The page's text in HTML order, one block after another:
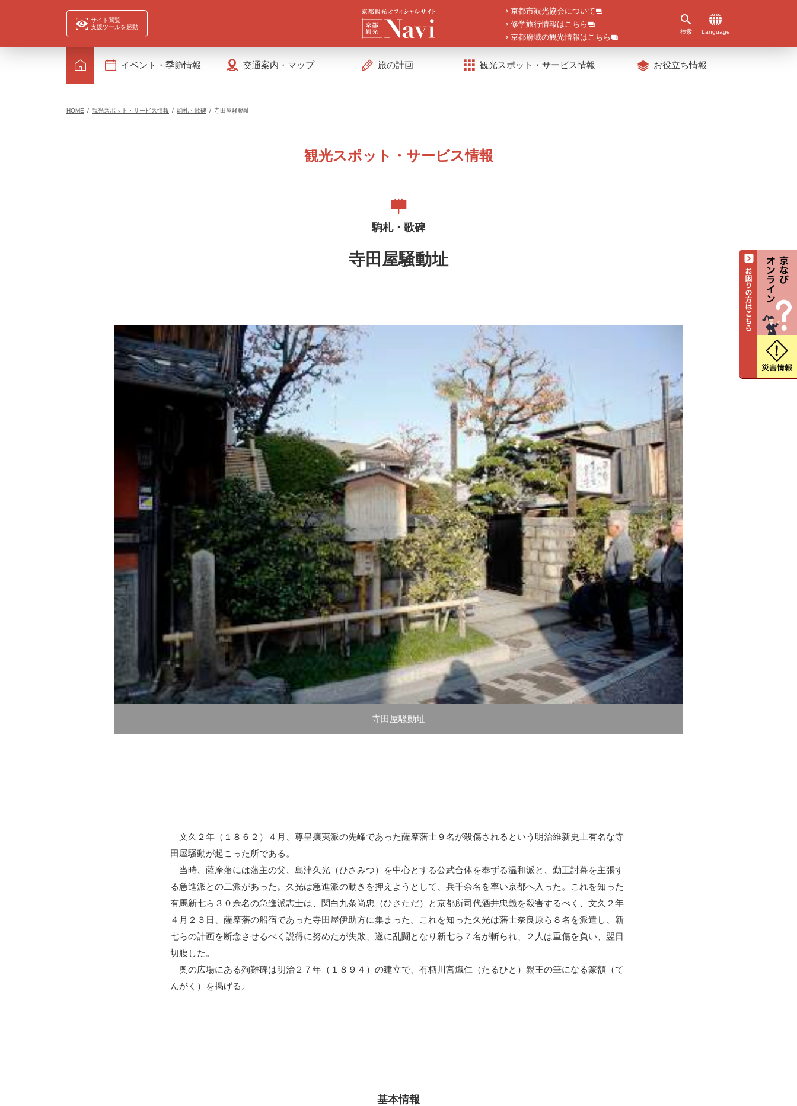
サイト閲覧
支援ツールを起動
京都市観光協会について
修学旅行情報はこちら
京都府域の観光情報はこちら
検索 Language
イベント・季節情報 交通案内・マップ 旅の計画 観光スポット・サービス情報 お役立ち情報
HOME 観光スポット・サービス情報 駒札・歌碑 寺田屋騒動址
観光スポット・サービス情報
駒札・歌碑
寺田屋騒動址
寺田屋騒動址
文久２年（１８６２）４月、尊皇攘夷派の先峰であった薩摩藩士９名が殺傷されるという明治維新史上有名な寺
田屋騒動が起こった所である。
当時、薩摩藩には藩主の父、島津久光（ひさみつ）を中心とする公武合体を奉ずる温和派と、勤王討幕を主張す
る急進派との二派があった。久光は急進派の動きを押えようとして、兵千余名を率い京都へ入った。これを知った
有馬新七ら３０余名の急進派志士は、関白九条尚忠（ひさただ）と京都所司代酒井忠義を殺害するべく、文久２年
４月２３日、薩摩藩の船宿であった寺田屋伊助方に集まった。これを知った久光は藩士奈良原ら８名を派遣し、新
七らの計画を断念させるべく説得に努めたが失敗、遂に乱闘となり新七ら７名が斬られ、２人は重傷を負い、翌日
切腹した。
奥の広場にある殉難碑は明治２７年（１８９４）の建立で、有栖川宮熾仁（たるひと）親王の筆になる篆額（て
んがく）を掲げる。
基本情報